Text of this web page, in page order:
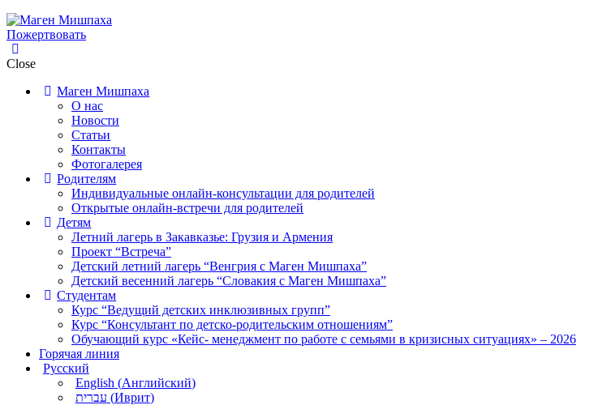
Пожертвовать
Close
Маген Мишпаха
О нас
Новости
Статьи
Контакты
Фотогалерея
Родителям
Индивидуальные онлайн-консультации для родителей
Открытые онлайн-встречи для родителей
Детям
Летний лагерь в Закавказье: Грузия и Армения
Проект “Встреча”
Детский летний лагерь “Венгрия с Маген Мишпаха”
Детский весенний лагерь “Словакия с Маген Мишпаха”
Студентам
Курс “Ведущий детских инклюзивных групп”
Курс “Консультант по детско-родительским отношениям”
Обучающий курс «Кейс- менеджмент по работе с семьями в кризисных ситуациях» – 2026
Горячая линия
Русский
English (Английский)
עברית (Иврит)